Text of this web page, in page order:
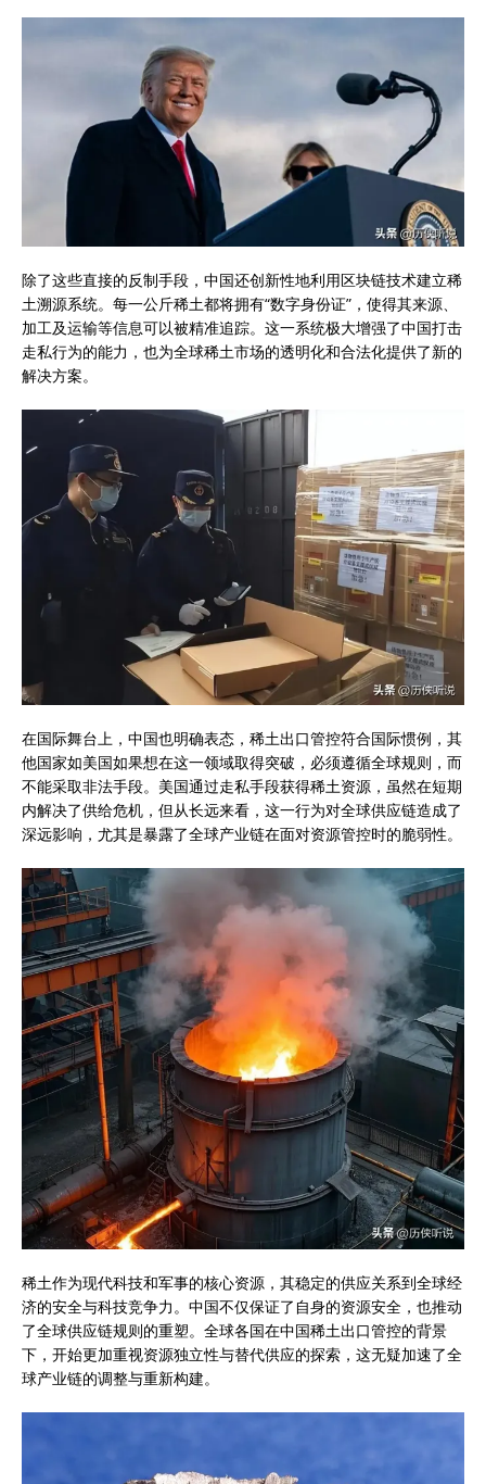
除了这些直接的反制手段，中国还创新性地利用区块链技术建立稀
土溯源系统。每一公斤稀土都将拥有“数字身份证”，使得其来源、
加工及运输等信息可以被精准追踪。这一系统极大增强了中国打击
走私行为的能力，也为全球稀土市场的透明化和合法化提供了新的
解决方案。
在国际舞台上，中国也明确表态，稀土出口管控符合国际惯例，其
他国家如美国如果想在这一领域取得突破，必须遵循全球规则，而
不能采取非法手段。美国通过走私手段获得稀土资源，虽然在短期
内解决了供给危机，但从长远来看，这一行为对全球供应链造成了
深远影响，尤其是暴露了全球产业链在面对资源管控时的脆弱性。
稀土作为现代科技和军事的核心资源，其稳定的供应关系到全球经
济的安全与科技竞争力。中国不仅保证了自身的资源安全，也推动
了全球供应链规则的重塑。全球各国在中国稀土出口管控的背景
下，开始更加重视资源独立性与替代供应的探索，这无疑加速了全
球产业链的调整与重新构建。